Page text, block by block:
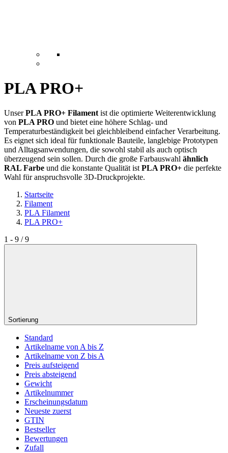
PLA PRO+
UnserPLA PRO+ Filamentist die optimierte Weiterentwicklung
von PLA PRO und bietet eine höhere Schlag- und
Temperaturbeständigkeit bei gleichbleibend einfacher Verarbeitung.
Es eignet sich ideal für funktionale Bauteile, langlebige Prototypen
und Alltagsanwendungen, die sowohl stabil als auch optisch
überzeugend sein sollen. Durch die große Farbauswahl ähnlich
RAL Farbe und die konstante Qualität istPLA PRO+ die perfekte
Wahl für anspruchsvolle 3D-Druckprojekte.
Startseite
Filament
PLA Filament
PLA PRO+
1 - 9 / 9
Sortierung
Standard
Artikelname von A bis Z
Artikelname von Z bis A
Preis aufsteigend
Preis absteigend
Gewicht
Artikelnummer
Erscheinungsdatum
Neueste zuerst
GTIN
Bestseller
Bewertungen
Zufall